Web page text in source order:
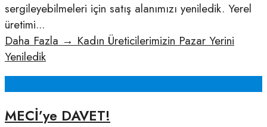
sergileyebilmeleri için satış alanımızı yeniledik. Yerel
üretimi...
Daha Fazla → Kadın Üreticilerimizin Pazar Yerini
Yeniledik
MECİ’ye DAVET!